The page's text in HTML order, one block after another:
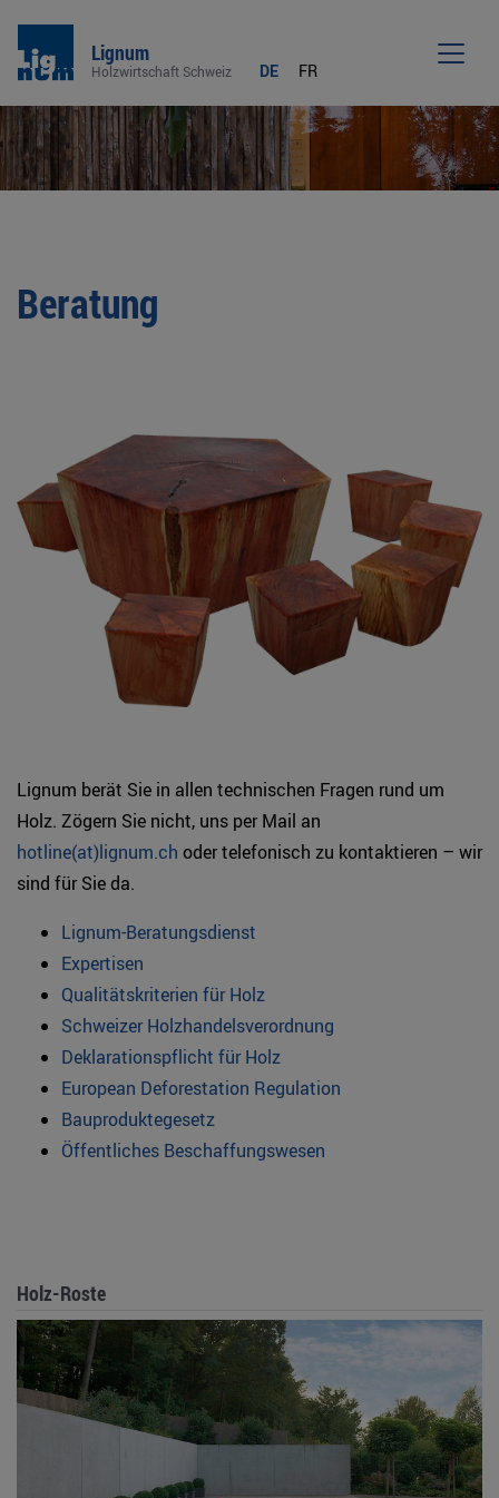
Lignum
Holzwirtschaft Schweiz DE FR
Beratung
Lignum berät Sie in allen technischen Fragen rund um
Holz. Zögern Sie nicht, uns per Mail an
hotline(at)lignum.ch oder telefonisch zu kontaktieren – wir
sind für Sie da.
Lignum-Beratungsdienst
Expertisen
Qualitätskriterien für Holz
Schweizer Holzhandelsverordnung
Deklarationspflicht für Holz
European Deforestation Regulation
Bauproduktegesetz
Öffentliches Beschaffungswesen
Holz-Roste